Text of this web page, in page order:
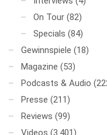
On Tour (82)
Specials (84)
Gewinnspiele (18)
Magazine (53)
Podcasts & Audio
Presse (211)
Reviews (99)
Videos (3.401)